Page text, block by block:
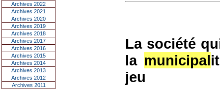
Archives 2022
Archives 2021
Archives 2020
Archives 2019
Archives 2018
Archives 2017
Archives 2016
Archives 2015
Archives 2014
Archives 2013
Archives 2012
Archives 2011
La société
la municipal
jeu